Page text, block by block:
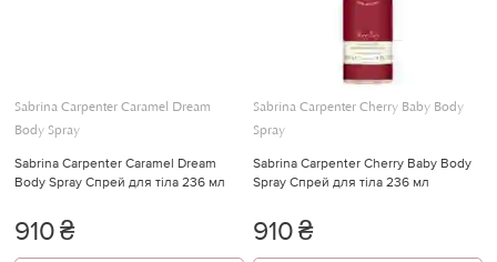
Sabrina Carpenter Caramel Dream
Body Spray
Sabrina Carpenter Caramel Dream
Body Spray Спрей для тіла 236 мл
910₴
Sabrina Carpenter Cherry Baby Body
Spray
Sabrina Carpenter Cherry Baby Body
Spray Спрей для тіла 236 мл
910₴